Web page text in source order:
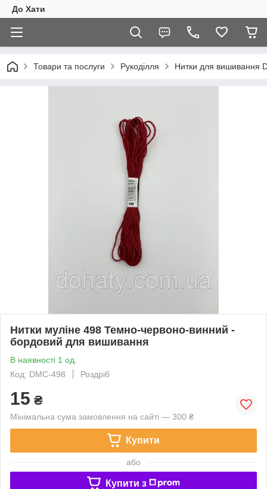
До Хати
Товари та послуги Рукоділля Нитки для вишивання
Нитки муліне 498 Темно-червоно-винний -
бордовий для вишивання
В наявності 1 од.
Код: DMC-498
Роздріб
15 ₴
Мінімальна сума замовлення на сайті — 300 ₴
Купити
або
Купити з